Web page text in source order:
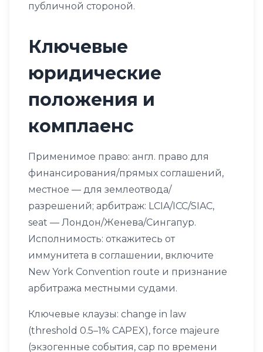
публичной стороной.
Ключевые
юридические
положения и
комплаенс
Применимое право: англ. право для
финансирования/прямых соглашений,
местное — для землеотвода/
разрешений; арбитраж: LCIA/ICC/SIAC,
seat — Лондон/Женева/Сингапур.
Исполнимость: откажитесь от
иммунитета в соглашении, включите
New York Convention route и признание
арбитража местными судами.
Ключевые клаузы: change in law
(threshold 0.5–1% CAPEX), force majeure
(экзогенные события, cap по времени